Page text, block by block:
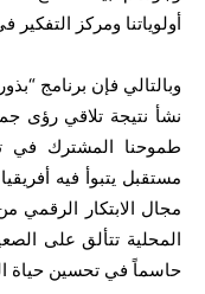
أولوياتنا ومركز التفكير
نشأ نتيجة تلاقي رؤى
طموحنا المشترك في
مستقبل يتبوأ فيه
مجال الابتكار الرقمي
المحلية تتألق على
حاسماً في تحسين حياة